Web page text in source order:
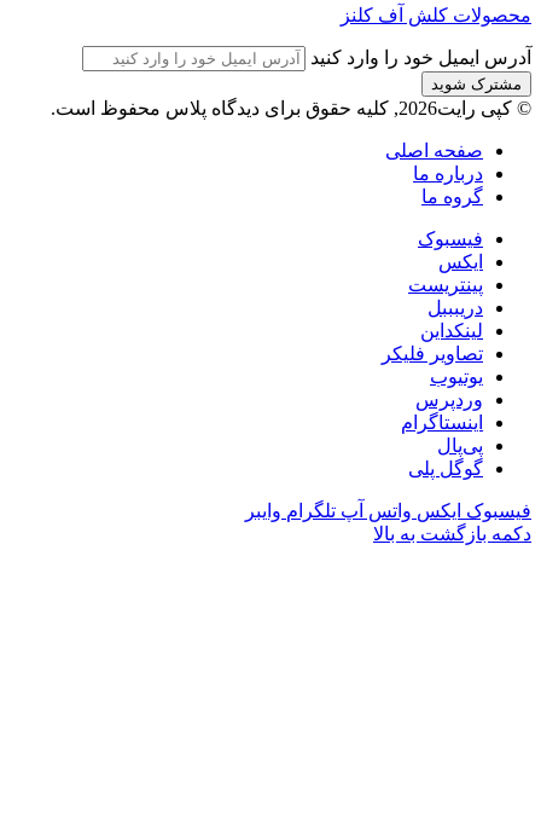
محصولات کلش آف کلنز
آدرس ایمیل خود را وارد کنید
© کپی رایت2026, کلیه حقوق برای دیدگاه پلاس محفوظ است.
صفحه اصلی
درباره ما
گروه ما
فیسبوک
ایکس
پینتریست
دریبببل
لینکداین
تصاویر فلیکر
یوتیوب
وردپرس
اینستاگرام
پی‌پال
گوگل پلی
فیسبوک ایکس واتس آپ تلگرام وایبر
دکمه بازگشت به بالا